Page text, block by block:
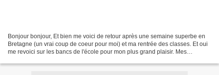
Bonjour bonjour, Et bien me voici de retour après une semaine superbe en
Bretagne (un vrai coup de coeur pour moi) et ma rentrée des classes. Et oui
me revoici sur les bancs de l'école pour mon plus grand plaisir. Mes